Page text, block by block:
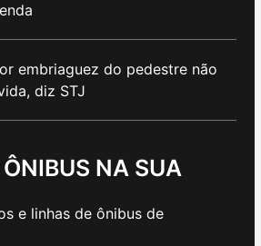
embriaguez do pedestre não
diz STJ
NA SUA
e linhas de ônibus de